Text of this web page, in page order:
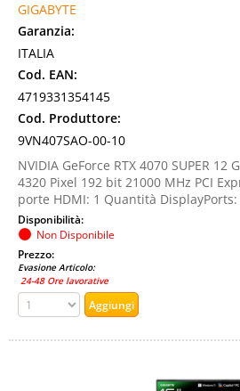
GIGABYTE
Garanzia:
ITALIA
Cod. EAN:
4719331354145
Cod. Produttore:
9VN407SAO-00-10
NVIDIA GeForce RTX 4070 SUPER 12
4320 Pixel 192 bit 21000 MHz PCI
porte HDMI: 1 Quantità
Disponibilità:
Non Disponibile
Prezzo:
Evasione Articolo:
24-48 Ore lavorative